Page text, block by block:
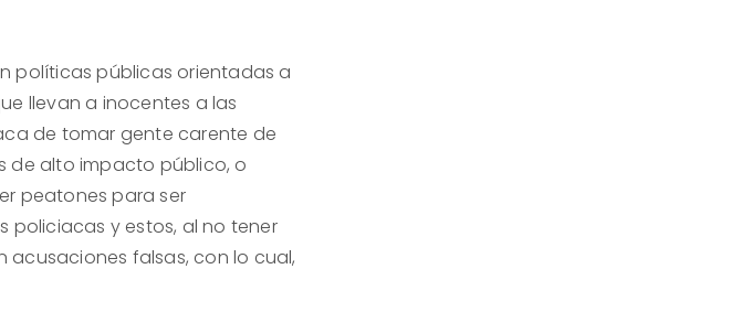
políticas públicas orientadas a
llevan a inocentes a las
de tomar gente carente de
de alto impacto público, o
peatones para ser
policiacas y estos, al no tener
acusaciones falsas, con lo cual,